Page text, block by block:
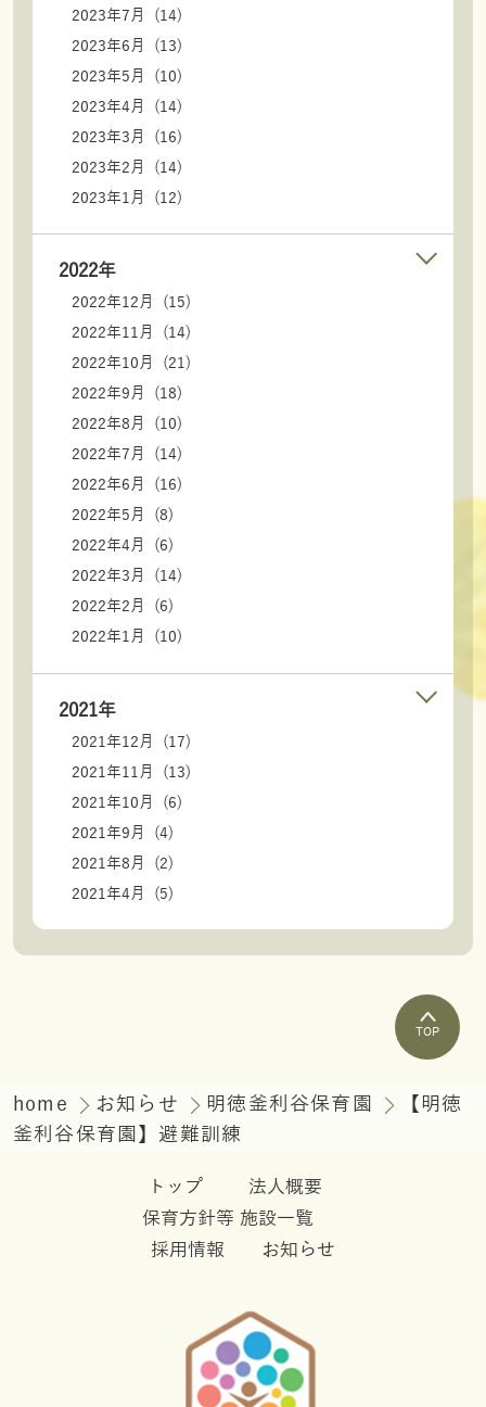
2023年7月 (14)
2023年6月 (13)
2023年5月 (10)
2023年4月 (14)
2023年3月 (16)
2023年2月 (14)
2023年1月 (12)
2022年
2022年12月 (15)
2022年11月 (14)
2022年10月 (21)
2022年9月 (18)
2022年8月 (10)
2022年7月 (14)
2022年6月 (16)
2022年5月 (8)
2022年4月 (6)
2022年3月 (14)
2022年2月 (6)
2022年1月 (10)
2021年
2021年12月 (17)
2021年11月 (13)
2021年10月 (6)
2021年9月 (4)
2021年8月 (2)
2021年4月 (5)
TOP
home お知らせ 明徳釜利谷保育園
【明徳
釜利谷保育園】避難訓練
トップ
法人概要
保育方針等 施設一覧
採用情報
お知らせ